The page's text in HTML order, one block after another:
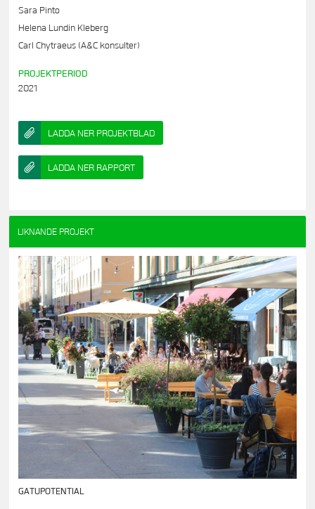
Sara Pinto
Helena Lundin Kleberg
Carl Chytraeus (A&C konsulter)
PROJEKTPERIOD
2021
LADDA NER PROJEKTBLAD
LADDA NER RAPPORT
LIKNANDE PROJEKT
GATUPOTENTIAL